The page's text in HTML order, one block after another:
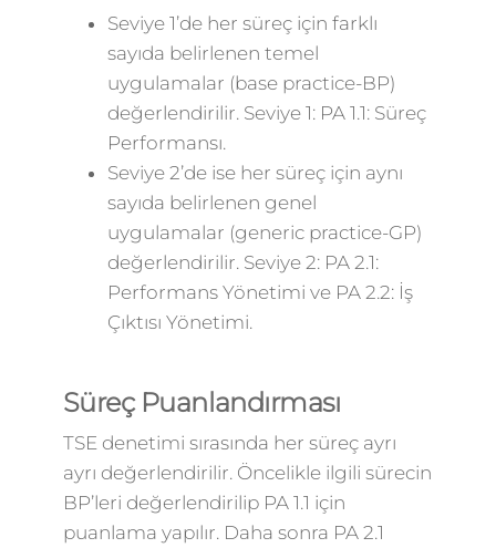
Seviye 1’de her süreç için farklı
sayıda belirlenen temel
uygulamalar (base practice-BP)
değerlendirilir. Seviye 1: PA 1.1: Süreç
Performansı.
Seviye 2’de ise her süreç için aynı
sayıda belirlenen genel
uygulamalar (generic practice-GP)
değerlendirilir. Seviye 2: PA 2.1:
Performans Yönetimi ve PA 2.2: İş
Çıktısı Yönetimi.
Süreç Puanlandırması
TSE denetimi sırasında her süreç ayrı
ayrı değerlendirilir. Öncelikle ilgili sürecin
BP’leri değerlendirilip PA 1.1 için
puanlama yapılır. Daha sonra PA 2.1